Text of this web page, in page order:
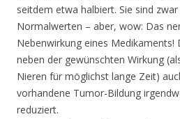
seitdem etwa halbiert. Sie sind
Normalwerten – aber, wow: Das
Nebenwirkung eines Medikaments!
neben der gewünschten Wirkung
Nieren für möglichst lange Zeit)
vorhandene Tumor-Bildung
reduziert.